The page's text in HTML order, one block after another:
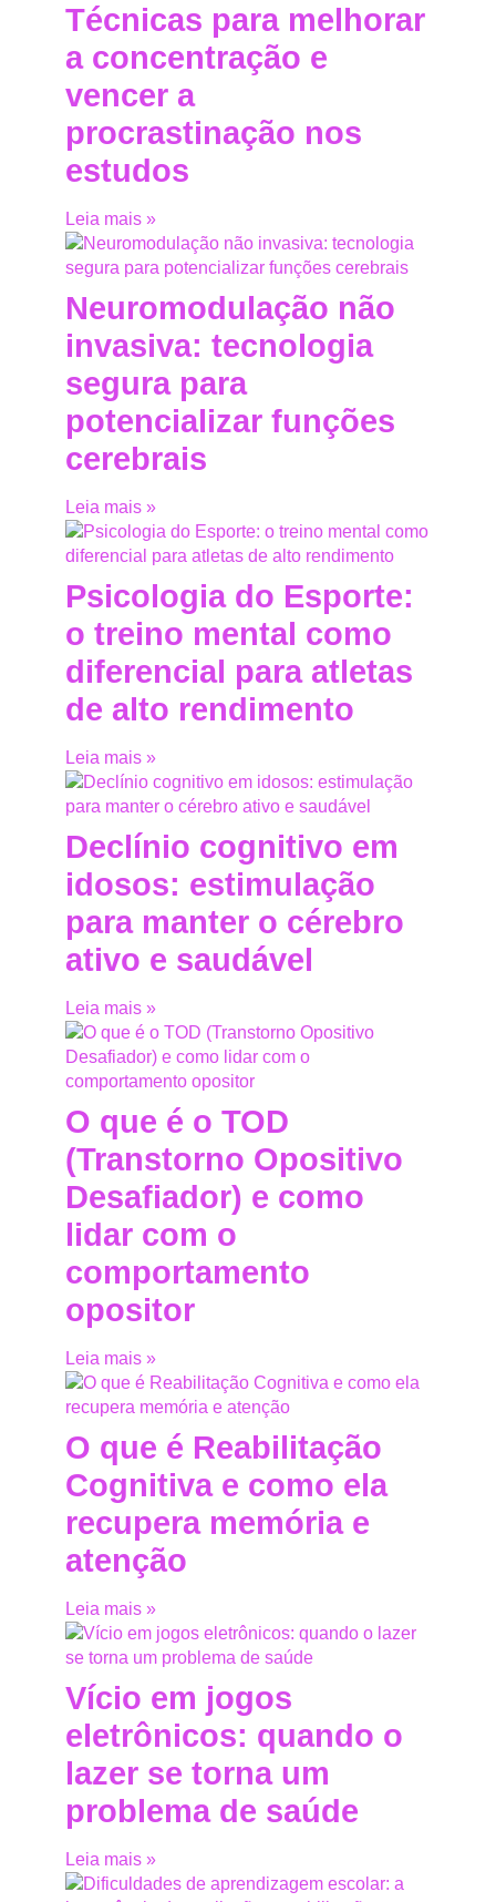
Técnicas para melhorar
a concentração e
vencer a
procrastinação nos
estudos
Leia mais »
Neuromodulação não
invasiva: tecnologia
segura para
potencializar funções
cerebrais
Leia mais »
Psicologia do Esporte:
o treino mental como
diferencial para atletas
de alto rendimento
Leia mais »
Declínio cognitivo em
idosos: estimulação
para manter o cérebro
ativo e saudável
Leia mais »
O que é o TOD
(Transtorno Opositivo
Desafiador) e como
lidar com o
comportamento
opositor
Leia mais »
O que é Reabilitação
Cognitiva e como ela
recupera memória e
atenção
Leia mais »
Vício em jogos
eletrônicos: quando o
lazer se torna um
problema de saúde
Leia mais »